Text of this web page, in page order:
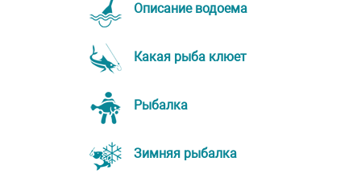
Описание водоема
Какая рыба клюет
Рыбалка
Зимняя рыбалка